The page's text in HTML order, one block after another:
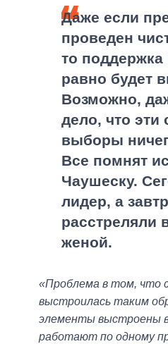
Даже если
проведен
то поддержка
равно будет
Возможно,
дело, что
выборы
Все помнят
Чаушеску.
лидер, а
расстреляли
женой.
«Проблема в том, что
выстроилась таким
элементы выстроены в
работают по одному